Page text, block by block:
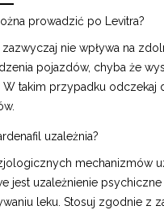
prowadzić po Levitra?
zazwyczaj nie wpływa na
pojazdów, chyba że
W takim przypadku odczekaj
uzależnia?
mechanizmów
jest uzależnienie
leku. Stosuj zgodnie z